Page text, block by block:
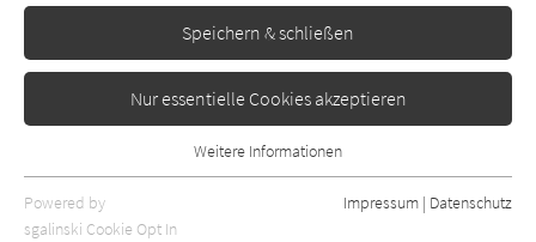
Talk about Sex –
Speichern & schließen
Nur essentielle Cookies akzeptieren
Essentielle Cookies werden für grundlegende Funktionen der
Webseite benötigt. Dadurch ist gewährleistet, dass die Webseite
Weitere Informationen
Powered by
sgalinski Cookie Opt In
Impressum | Datenschutz